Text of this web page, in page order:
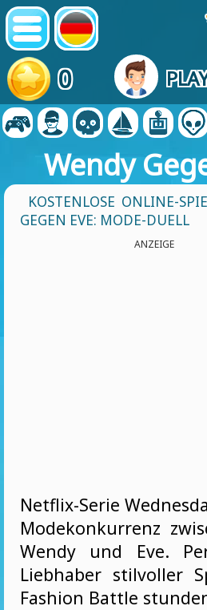
0
Wendy
KOSTENLOSE ONLINE-
GEGEN EVE: MODE-DUELL
ANZEIGE
Netflix-Serie
Modekonkurrenz
Wendy und Eve.
Liebhaber stilvoller
Fashion Battle